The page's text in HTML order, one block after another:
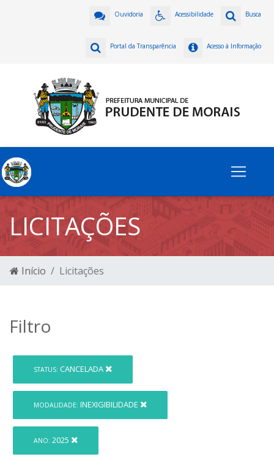
Busca
Acessibilidade
Ouvidoria
Acesso à Informação
Portal da Transparência
LICITAÇÕES
Início Licitações
Filtro
STATUS: CANCELADA
MODALIDADE: INEXIGIBILIDADE
ANO: 2025